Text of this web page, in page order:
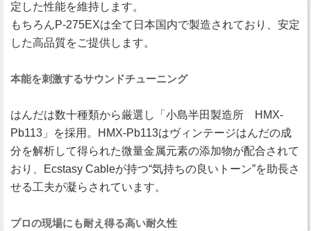
定した性能を維持します。
もちろんP-275EXは全て日本国内で製造されており、安定
した高品質をご提供します。
本能を刺激するサウンドチューニング
はんだは数十種類から厳選し「小島半田製造所 HMX-
Pb113」を採用。HMX-Pb113はヴィンテージはんだの成
分を解析して得られた微量金属元素の添加物が配合されて
おり、Ecstasy Cableが持つ“気持ちの良いトーン”を助長さ
せる工夫が凝らされています。
プロの現場にも耐え得る高い耐久性